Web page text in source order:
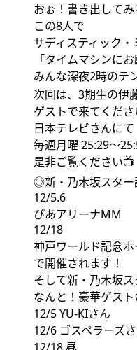
おぉ！書き出して
この8人で
サディスティック
「タイムマシンに
みんな深夜2時のテ
次回は、3期生の伊
ゲストで来てくださ
日本テレビさんにて
毎週月曜 25:29〜
是非ご覧ください📺
◎新・乃木坂スター
12/5.6
ぴあアリーナMM
12/18
神戸ワールド記念ホ
で開催されます！
そして新・乃木坂
なんと！豪華ゲス
12/5 YU-KIさん
12/6 ゴスペラーズ